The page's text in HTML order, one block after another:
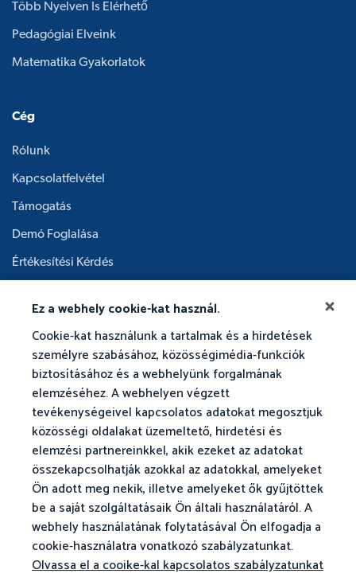
Ez a webhely cookie-kat használ.
Cookie-kat használunk a tartalmak és a hirdetések
személyre szabásához, közösségimédia-funkciók
biztosításához és a webhelyünk forgalmának
elemzéséhez. A webhelyen végzett
tevékenységeivel kapcsolatos adatokat megosztjuk
közösségi oldalakat üzemeltető, hirdetési és
elemzési partnereinkkel, akik ezeket az adatokat
összekapcsolhatják azokkal az adatokkal, amelyeket
Ön adott meg nekik, illetve amelyeket ők gyűjtöttek
be a saját szolgáltatásaik Ön általi használatáról. A
webhely használatának folytatásával Ön elfogadja a
cookie-használatra vonatkozó szabályzatunkat.
Olvassa el a cooike-kal kapcsolatos szabályzatunkat
Több Nyelven Is Elérhető
Pedagógiai Elveink
Matematika Gyakorlatok
Cég
Rólunk
Kapcsolatfelvétel
Támogatás
Demó Foglalása
Értékesítési Kérdés
Akadémiai Testület